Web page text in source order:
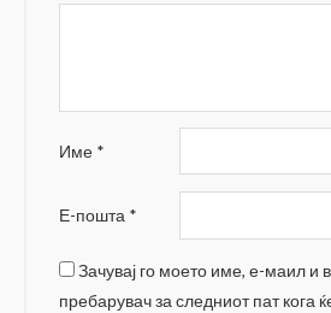
Име *
Е-пошта *
Зачувај го моето име, е-маил и
пребарувач за следниот пат кога